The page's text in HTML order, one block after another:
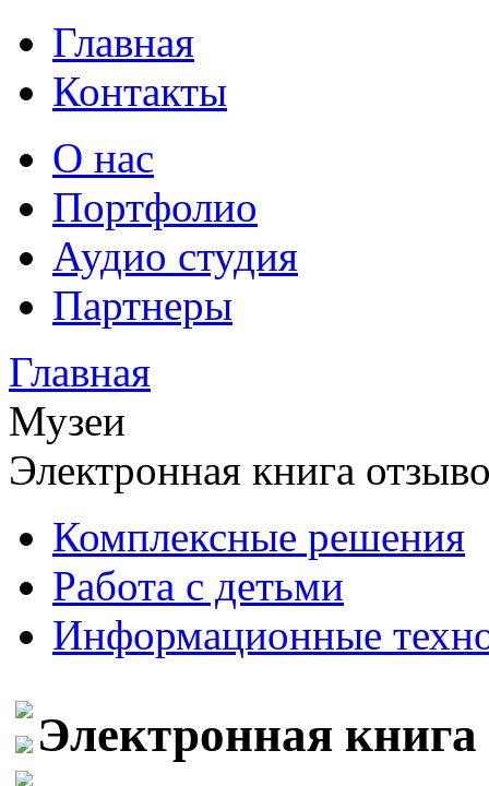
Главная
Контакты
О нас
Портфолио
Аудио студия
Партнеры
Главная
Музеи
Электронная книга
Комплексные решения
Работа с детьми
Информационные
Электронная